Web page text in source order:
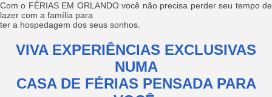
Com o FÉRIAS EM ORLANDO você não precisa perder seu tempo de
lazer com a família para
ter a hospedagem dos seus sonhos.
VIVA EXPERIÊNCIAS EXCLUSIVAS
NUMA
CASA DE FÉRIAS PENSADA PARA